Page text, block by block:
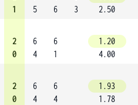
1
5
6
3
2.50
2
0
6
4
6
1
1.20
4.00
2
0
6
4
6
4
1.93
1.78